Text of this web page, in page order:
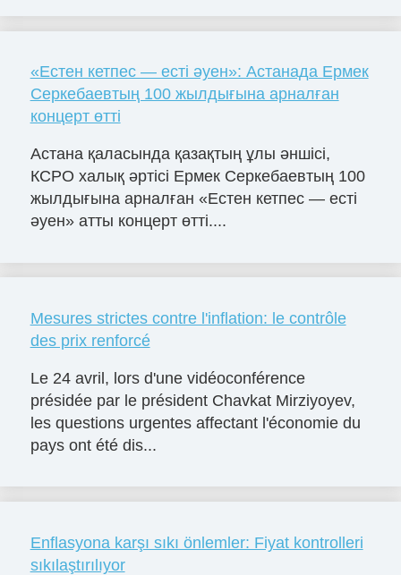
«Естен кетпес — есті әуен»: Астанада Ермек
Серкебаевтың 100 жылдығына арналған
концерт өтті
Астана қаласында қазақтың ұлы әншісі,
КСРО халық әртісі Ермек Серкебаевтың 100
жылдығына арналған «Естен кетпес — есті
әуен» атты концерт өтті....
Mesures strictes contre l'inflation: le contrôle
des prix renforcé
Le 24 avril, lors d'une vidéoconférence
présidée par le président Chavkat Mirziyoyev,
les questions urgentes affectant l'économie du
pays ont été dis...
Enflasyona karşı sıkı önlemler: Fiyat kontrolleri
sıkılaştırılıyor